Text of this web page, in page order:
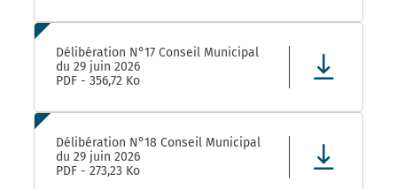
Délibération N°17 Conseil Municipal
du 29 juin 2026
PDF - 356,72 Ko
Délibération N°18 Conseil Municipal
du 29 juin 2026
PDF - 273,23 Ko